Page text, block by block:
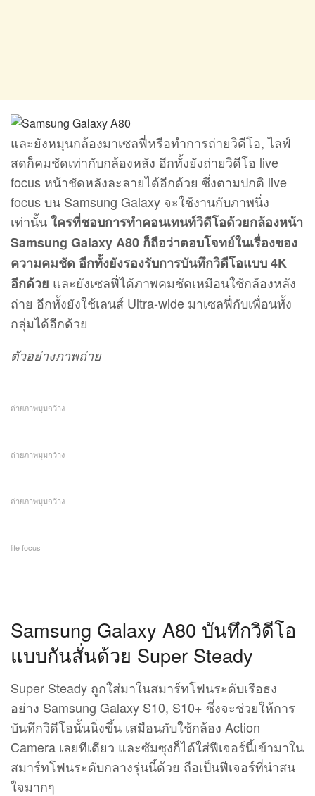
และยังหมุนกล้องมาเซลฟี่หรือทำการถ่ายวิดีโอ, ไลฟ์
สดก็คมชัดเท่ากับกล้องหลัง อีกทั้งยังถ่ายวิดีโอ live
focus หน้าชัดหลังละลายได้อีกด้วย ซึ่งตามปกติ live
focus บน Samsung Galaxy จะใช้งานกับภาพนิ่ง
เท่านั้นใครที่ชอบการทำคอนเทนท์วิดีโอด้วยกล้องหน้า
Samsung Galaxy A80 ก็ถือว่าตอบโจทย์ในเรื่องของ
ความคมชัด อีกทั้งยังรองรับการบันทึกวิดีโอแบบ 4K
อีกด้วย และยังเซลฟี่ได้ภาพคมชัดเหมือนใช้กล้องหลัง
ถ่าย อีกทั้งยังใช้เลนส์ Ultra-wide มาเซลฟี่กับเพื่อนทั้ง
กลุ่มได้อีกด้วย
ตัวอย่างภาพถ่าย
ถ่ายภาพมุมกว้าง
ถ่ายภาพมุมกว้าง
ถ่ายภาพมุมกว้าง
life focus
Samsung Galaxy A80 บันทึกวิดีโอ
แบบกันสั่นด้วย Super Steady
Super Steady ถูกใส่มาในสมาร์ทโฟนระดับเรือธง
อย่าง Samsung Galaxy S10, S10+ ซึ่งจะช่วยให้การ
บันทึกวิดีโอนั้นนิ่งขึ้น เสมือนกับใช้กล้อง Action
Camera เลยทีเดียว และซัมซุงก็ได้ใส่ฟีเจอร์นี้เข้ามาใน
สมาร์ทโฟนระดับกลางรุ่นนี้ด้วย ถือเป็นฟีเจอร์ที่น่าสน
ใจมากๆ